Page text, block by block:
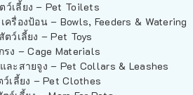
ว์เลี้ยง – Pet Toilets
ครื่องป้อน – Bowls, Feeders & Watering
ตว์เลี้ยง – Pet Toys
รง – Cage Materials
ละสายจูง – Pet Collars & Leashes
ว์เลี้ยง – Pet Clothes